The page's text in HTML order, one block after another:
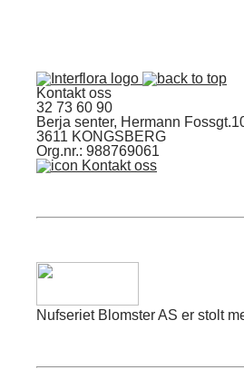
Kontakt oss
32 73 60 90
Berja senter, Hermann
3611 KONGSBERG
Org.nr.: 988769061
Kontakt oss
Nufseriet Blomster AS er stolt